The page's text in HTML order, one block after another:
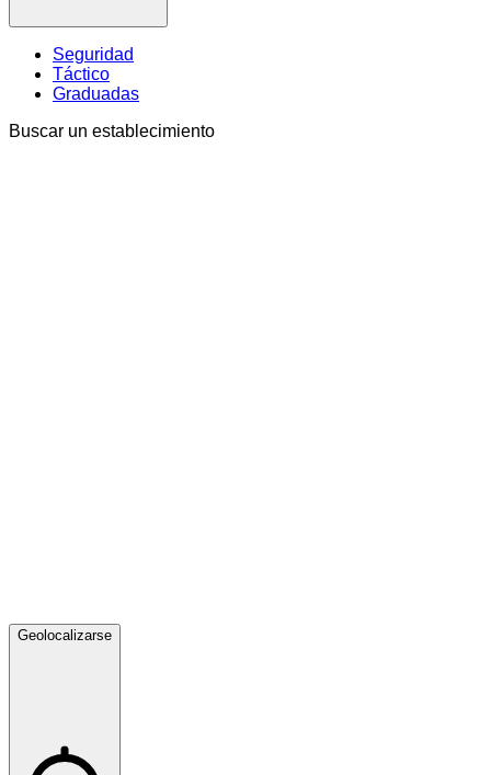
Seguridad
Táctico
Graduadas
Buscar un establecimiento
Geolocalizarse